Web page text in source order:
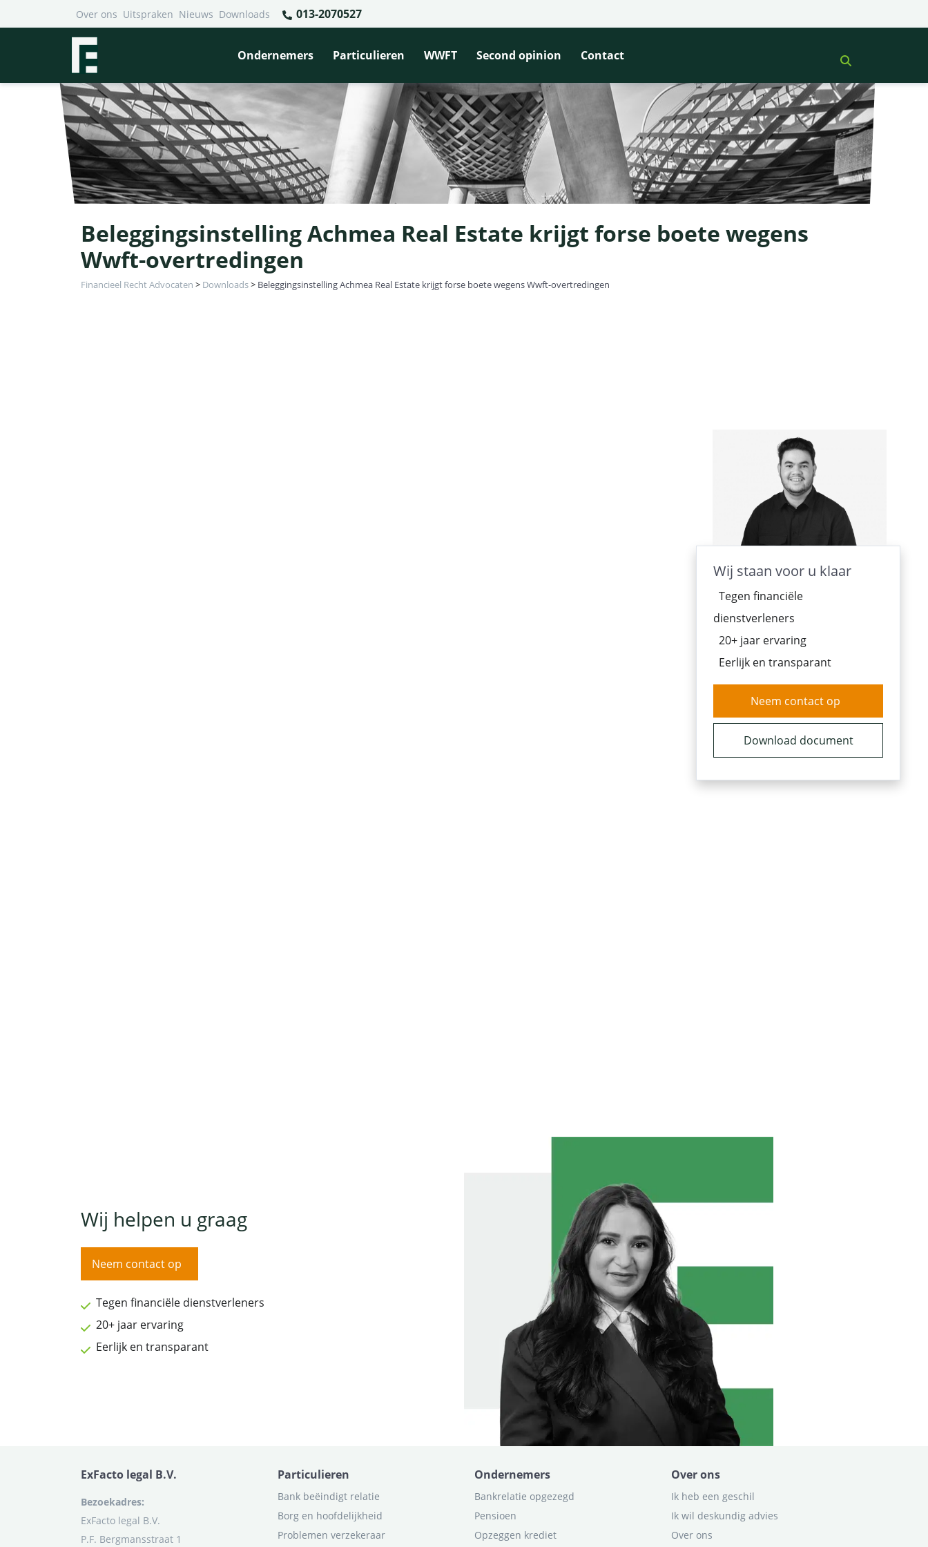
Over ons Uitspraken Nieuws Downloads 013-2070527
Ondernemers Particulieren WWFT Second opinion Contact
Beleggingsinstelling Achmea Real Estate krijgt forse boete wegens
Wwft-overtredingen
Financieel Recht Advocaten > Downloads> Beleggingsinstelling Achmea Real Estate krijgt forse boete wegens Wwft-overtredingen
Wij staan voor u klaar
Tegen financiële
dienstverleners
20+ jaar ervaring
Eerlijk en transparant
Neem contact op
Download document
Wij helpen u graag
Neem contact op
Tegen financiële dienstverleners
20+ jaar ervaring
Eerlijk en transparant
ExFacto legal B.V.
Bezoekadres:
ExFacto legal B.V.
P.F. Bergmansstraat 1
Particulieren
Bank beëindigt relatie
Borg en hoofdelijkheid
Problemen verzekeraar
Ondernemers
Bankrelatie opgezegd
Pensioen
Opzeggen krediet
Over ons
Ik heb een geschil
Ik wil deskundig advies
Over ons